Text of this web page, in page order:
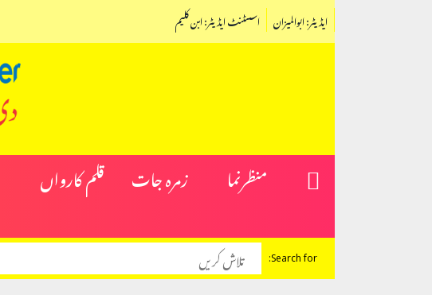
اسسٹنٹ ایڈیٹر: ابن کلیم ایڈیٹر: ابوالمیزان
منظرنما زمرہ جات قلم کارواں
Search for: